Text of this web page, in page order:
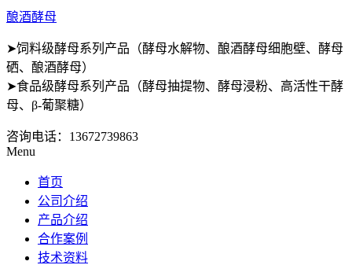
酿酒酵母
➤饲料级酵母系列产品（酵母水解物、酿酒酵母细胞壁、酵母
硒、酿酒酵母）
➤食品级酵母系列产品（酵母抽提物、酵母浸粉、高活性干酵
母、β-葡聚糖）
咨询电话： 13672739863
Menu
首页
公司介绍
产品介绍
合作案例
技术资料